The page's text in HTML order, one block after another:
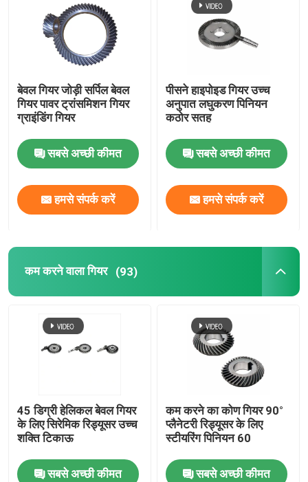
बेवल गियर जोड़ी सर्पिल बेवल
गियर पावर ट्रांसमिशन गियर
ग्राइंडिंग गियर
सबसे अच्छी कीमत
हमसे संपर्क करें
पीसने हाइपोइड गियर उच्च
अनुपात लघुकरण पिनियन
कठोर सतह
सबसे अच्छी कीमत
हमसे संपर्क करें
कम करने वाला गियर (93)
45 डिग्री हेलिकल बेवल गियर
के लिए सिरेमिक रिड्यूसर उच्च
शक्ति टिकाऊ
सबसे अच्छी कीमत
कम करने का कोण गियर 90°
प्लैनेटरी रिड्यूसर के लिए
स्टीयरिंग पिनियन 60
सबसे अच्छी कीमत